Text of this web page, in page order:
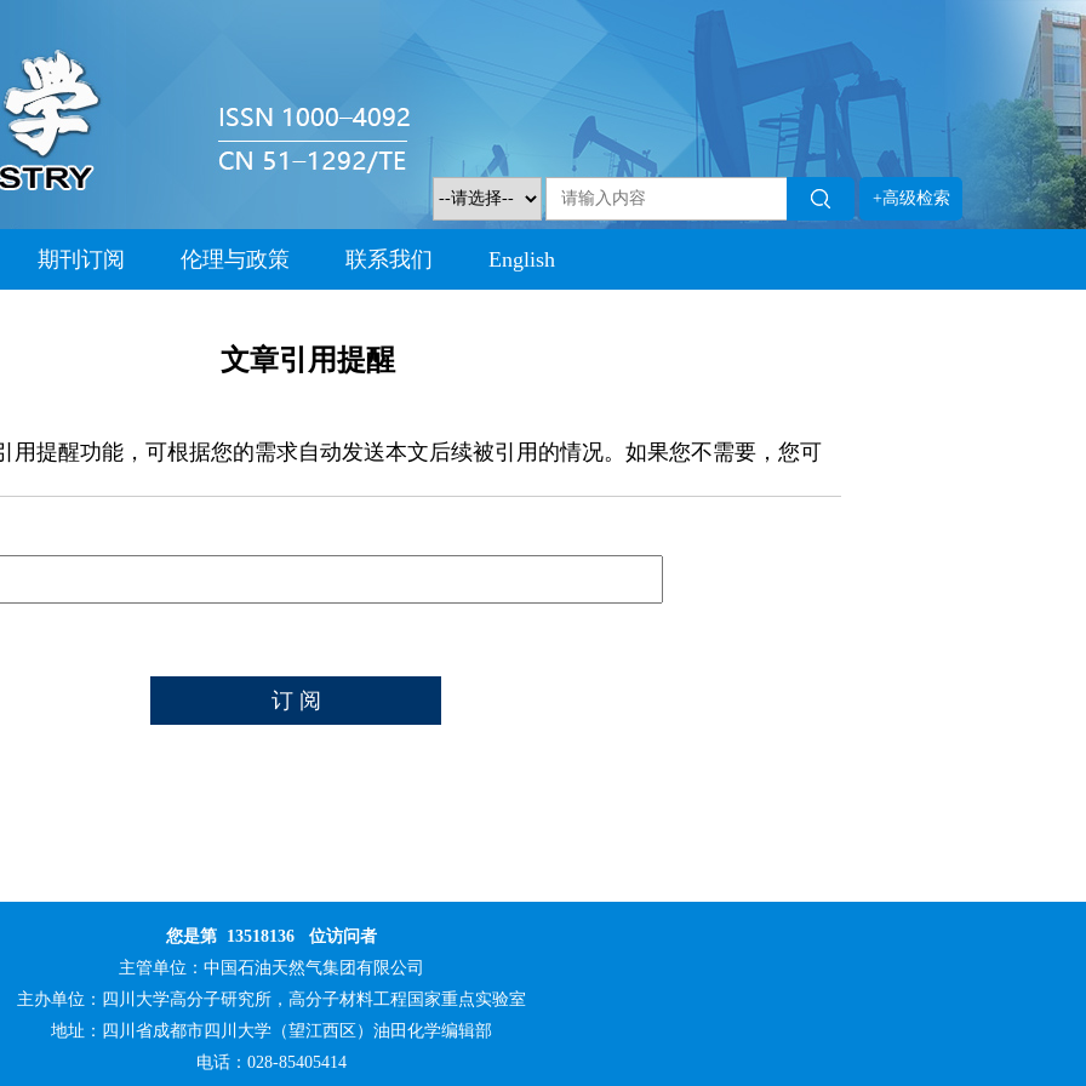
+高级检索
期刊订阅 伦理与政策 联系我们 English
文章引用提醒
用提醒功能，可根据您的需求自动发送本文后续被引用的情况。如果您不需要，您可
您是第 13518136 位访问者
主管单位： 中国石油天然气集团有限公司
主办单位： 四川大学高分子研究所，高分子材料工程国家重点实验室
地址：四川省成都市四川大学（望江西区）油田化学编辑部
电话：028-85405414